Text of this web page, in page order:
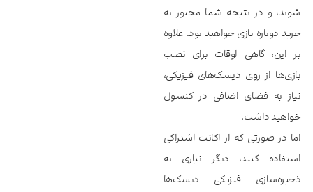
شوند، و در نتیجه شما مجبور به
خرید دوباره بازی خواهید بود. علاوه
بر این، گاهی اوقات برای نصب
بازی‌ها از روی دیسک‌های فیزیکی،
نیاز به فضای اضافی در کنسول
خواهید داشت.
اما در صورتی که از اکانت اشتراکی
استفاده کنید، دیگر نیازی به
ذخیره‌سازی فیزیکی دیسک‌ها